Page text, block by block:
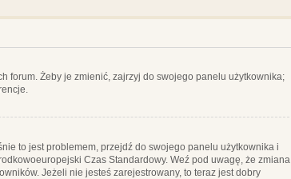
forum. Żeby je zmienić, zajrzyj do swojego panelu użytkownika;
to jest problemem, przejdź do swojego panelu użytkownika i
Czas Standardowy. Weź pod uwagę, że zmiana
Jeżeli nie jesteś zarejestrowany, to teraz jest dobry